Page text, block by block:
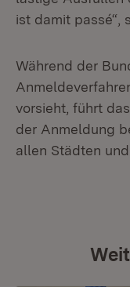
ist damit passé“,
Während der
vorsieht, führt
der Anmeldung
allen Städten